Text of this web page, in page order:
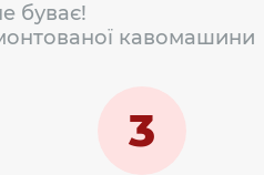
буває!
кавомашини
3